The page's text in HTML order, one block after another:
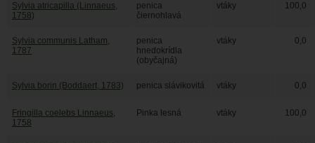
Sylvia atricapilla (Linnaeus,
1758)
penica
čiernohlavá
vtáky 100,0
Sylvia communis Latham,
1787
penica
hnedokrídla
(obyčajná)
vtáky 0,0
Sylvia borin (Boddaert, 1783) penica slávikovitá vtáky 0,0
Fringilla coelebs Linnaeus,
1758
Pinka lesná vtáky 100,0